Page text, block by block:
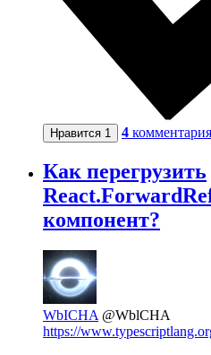
Нравится 1 4 комментария
Как перегрузить
компонент?
WbICHA @WblCHA
https://